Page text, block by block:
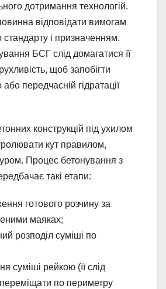
дотримання технологій.
відповідати вимогам
і призначенням.
БСГ слід домагатися її
щоб запобігти
передчасній гідратації
конструкцій під ухилом
кут правилом,
Процес бетонування з
такі етапи:
готового розчину за
маяках;
розподіл суміші по
суміші рейкою (її слід
переміщати по периметру